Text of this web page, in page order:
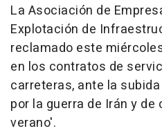
La Asociación de
Explotación de
reclamado este
en los contratos de
carreteras, ante la
por la guerra de Irán y de
verano'.